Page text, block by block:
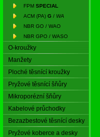
FPM SPECIAL
ACM (PA) G / WA
NBR GO / WAO
NBR GPO / WASO
O-kroužky
Manžety
Ploché těsnící kroužky
Pryžové těsnící šňůry
Mikroporézní šňůry
Kabelové průchodky
Bezazbestové těsnící desky
Pryžové koberce a desky